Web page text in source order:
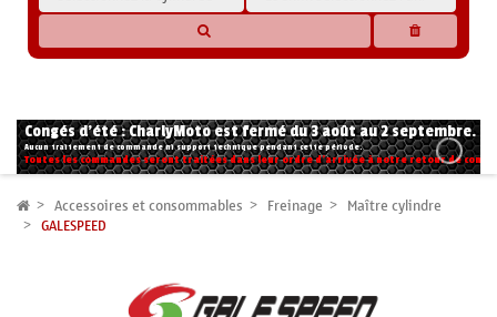
Congés d'été : CharlyMoto est fermé du 3 août au 2 septembre.
Aucun traitement de commande ni support technique pendant cette période.
Toutes les commandes seront traitées dans leur ordre d'arrivée à notre retour de
Accessoires et consommables Freinage Maître cylindre
GALESPEED